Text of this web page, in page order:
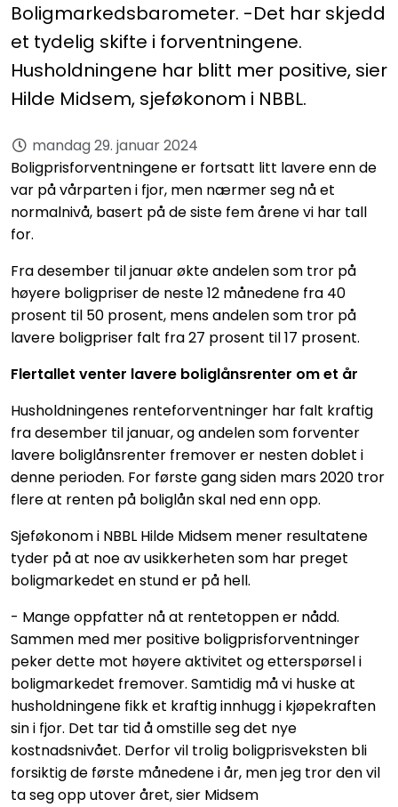
Boligmarkedsbarometer. -Det har skjedd
et tydelig skifte i forventningene.
Husholdningene har blitt mer positive, sier
Hilde Midsem, sjeføkonom i NBBL.
mandag 29. januar 2024
Boligprisforventningene er fortsatt litt lavere enn de
var på vårparten i fjor, men nærmer seg nå et
normalnivå, basert på de siste fem årene vi har tall
for.
Fra desember til januar økte andelen som tror på
høyere boligpriser de neste 12 månedene fra 40
prosent til 50 prosent, mens andelen som tror på
lavere boligpriser falt fra 27 prosent til 17 prosent.
Flertallet venter lavere boliglånsrenter om et år
Husholdningenes renteforventninger har falt kraftig
fra desember til januar, og andelen som forventer
lavere boliglånsrenter fremover er nesten doblet i
denne perioden. For første gang siden mars 2020 tror
flere at renten på boliglån skal ned enn opp.
Sjeføkonom i NBBL Hilde Midsem mener resultatene
tyder på at noe av usikkerheten som har preget
boligmarkedet en stund er på hell.
- Mange oppfatter nå at rentetoppen er nådd.
Sammen med mer positive boligprisforventninger
peker dette mot høyere aktivitet og etterspørsel i
boligmarkedet fremover. Samtidig må vi huske at
husholdningene fikk et kraftig innhugg i kjøpekraften
sin i fjor. Det tar tid å omstille seg det nye
kostnadsnivået. Derfor vil trolig boligprisveksten bli
forsiktig de første månedene i år, men jeg tror den vil
ta seg opp utover året, sier Midsem